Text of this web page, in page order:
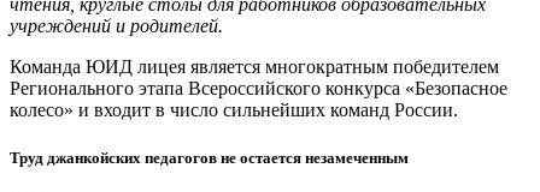
чтения, круглые столы для работников образовательных
учреждений и родителей.
Команда ЮИД лицея является многократным победителем
Регионального этапа Всероссийского конкурса «Безопасное
колесо» и входит в число сильнейших команд России.
Труд джанкойских педагогов не остается незамеченным